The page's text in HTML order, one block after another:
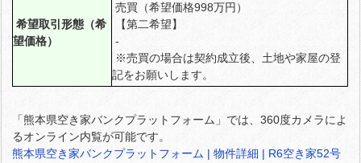
希望取引形態（希
望価格）
売買（希望価格998万円）
【第二希望】
-
※売買の場合は契約成立後、土地や家屋の登
記をお願いします。
「熊本県空き家バンクプラットフォーム」では、360度カメラによ
るオンライン内覧が可能です。
熊本県空き家バンクプラットフォーム | 物件詳細 | R6空き家52号